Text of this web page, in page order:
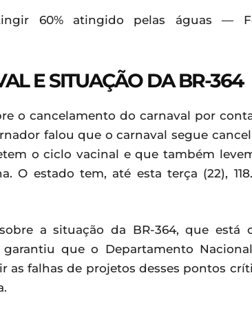
60% atingido pelas águas —
E SITUAÇÃO DA BR-364
o cancelamento do carnaval por
falou que o carnaval segue
o ciclo vacinal e que também
O estado tem, até esta terça (22),
a situação da BR-364, que está
que o Departamento
as falhas de projetos desses pontos